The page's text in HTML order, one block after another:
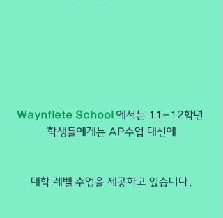
Waynflete School 에서는 11-12학년
학생들에게는 AP수업 대신에
대학 레벨 수업을 제공하고 있습니다.